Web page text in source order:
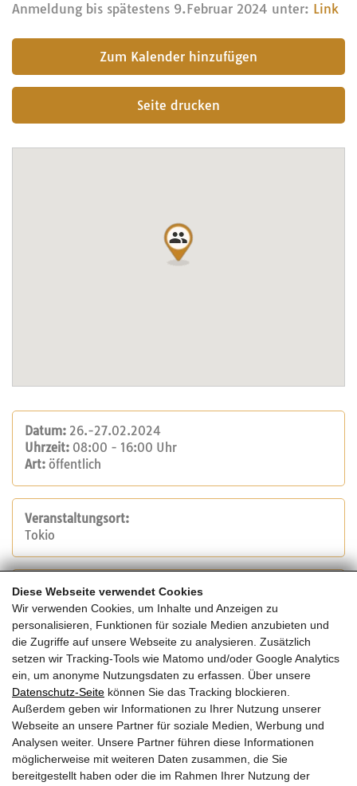
Diese Webseite verwendet Cookies
Wir verwenden Cookies, um Inhalte und Anzeigen zu
personalisieren, Funktionen für soziale Medien anzubieten und
die Zugriffe auf unsere Webseite zu analysieren. Zusätzlich
setzen wir Tracking-Tools wie Matomo und/oder Google Analytics
ein, um anonyme Nutzungsdaten zu erfassen. Über unsere
Datenschutz-Seite können Sie das Tracking blockieren.
Außerdem geben wir Informationen zu Ihrer Nutzung unserer
Webseite an unsere Partner für soziale Medien, Werbung und
Analysen weiter. Unsere Partner führen diese Informationen
möglicherweise mit weiteren Daten zusammen, die Sie
bereitgestellt haben oder die im Rahmen Ihrer Nutzung der
Anmeldung bis spätestens 9.Februar 2024 unter: Link
Seite drucken
Datum: 26.-27.02.2024
Uhrzeit: 08:00 - 16:00 Uhr
Art: öffentlich
Veranstaltungsort:
Tokio
Veranstalter:
Forum Holzbau
Tel.: +41 32 327 20 00
E-Mail:info@forum-holzbau.com
Website
Kosten:
Mitglied: EUR 600 zzgl. MwSt.
Nicht-Mitglieder: EUR 1.200 zzgl. MwSt.